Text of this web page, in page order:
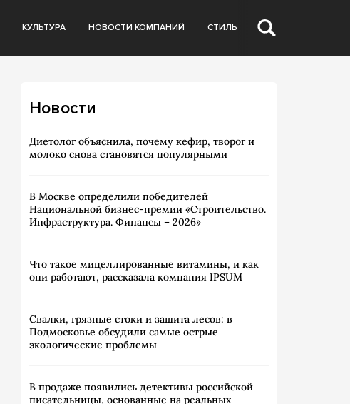
КУЛЬТУРА НОВОСТИ КОМПАНИЙ СТИЛЬ
Новости
Диетолог объяснила, почему кефир, творог и
молоко снова становятся популярными
В Москве определили победителей
Национальной бизнес-премии «Строительство.
Инфраструктура. Финансы – 2026»
Что такое мицеллированные витамины, и как
они работают, рассказала компания IPSUM
Свалки, грязные стоки и защита лесов: в
Подмосковье обсудили самые острые
экологические проблемы
В продаже появились детективы российской
писательницы, основанные на реальных